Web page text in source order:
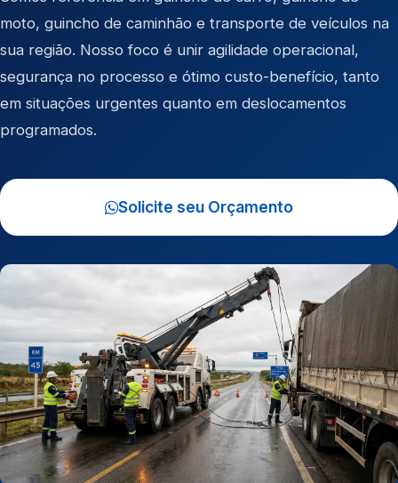
moto, guincho de caminhão e transporte de veículos na
sua região. Nosso foco é unir agilidade operacional,
segurança no processo e ótimo custo-benefício, tanto
em situações urgentes quanto em deslocamentos
programados.
Solicite seu Orçamento